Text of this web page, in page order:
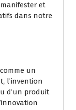
et
dans notre
un
l’invention
d’un produit